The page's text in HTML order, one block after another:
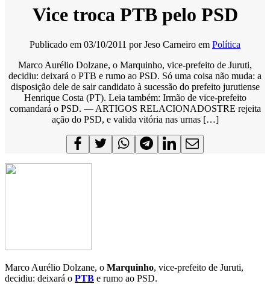
Vice troca PTB pelo PSD
Publicado em 03/10/2011 porJeso Carneiro em Política
Marco Aurélio Dolzane, o Marquinho, vice-prefeito de Juruti,
decidiu: deixará o PTB e rumo ao PSD. Só uma coisa não muda: a
disposição dele de sair candidato à sucessão do prefeito jurutiense
Henrique Costa (PT). Leia também: Irmão de vice-prefeito
comandará o PSD. — ARTIGOS RELACIONADOSTRE rejeita
ação do PSD, e valida vitória nas urnas […]
Marco Aurélio Dolzane, o Marquinho, vice-prefeito de Juruti,
decidiu: deixará o PTB e rumo ao PSD.